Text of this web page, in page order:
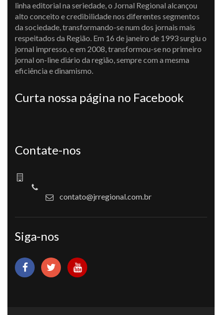
linha editorial na seriedade, o Jornal Regional alcançou
alto conceito e credibilidade nos diferentes segmentos
da sociedade, transformando-se num dos jornais mais
respeitados da Região. Em 16 de janeiro de 1993 surgiu o
jornal impresso, e em 2008, transformou-se no primeiro
jornal on-line diário da região, sempre com a mesma
eficiência e dinamismo.
Curta nossa página no Facebook
Contate-nos
contato@jrregional.com.br
Siga-nos